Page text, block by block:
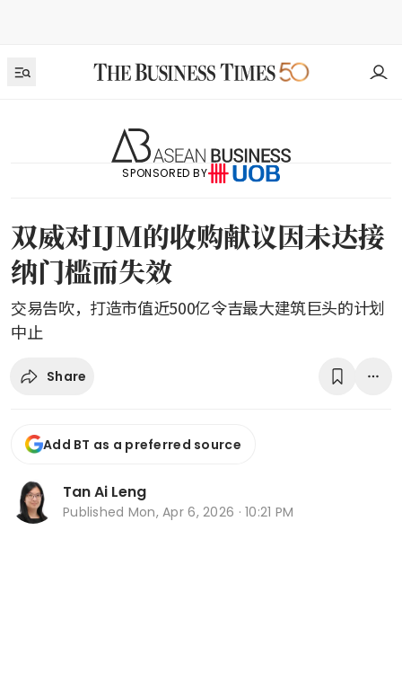
SPONSORED BY
双威对IJM的收购献议因未达接
纳门槛而失效
交易告吹，打造市值近500亿令吉最大建筑巨头的计划
中止
Share
Add BT as a preferred source
Tan Ai Leng
Published Mon, Apr 6, 2026 · 10:21 PM